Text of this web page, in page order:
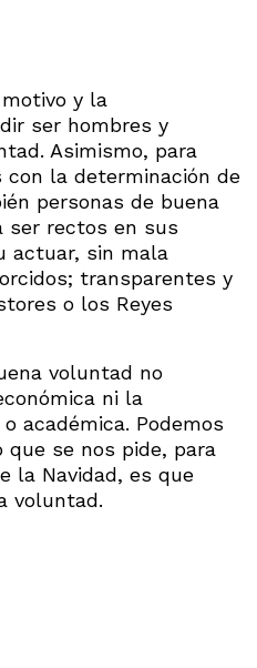
y la
ser hombres y
Asimismo, para
la determinación de
personas de buena
ser rectos en sus
actuar, sin mala
transparentes y
o los Reyes
voluntad no
ni la
académica. Podemos
se nos pide, para
la Navidad, es que
voluntad.